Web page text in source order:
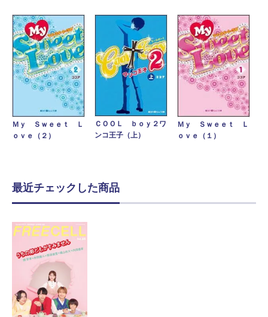
Ｍｙ Ｓｗｅｅｔ Ｌ
ｏｖｅ（２）
ＣＯＯＬ ｂｏｙ２ワ
ンコ王子（上）
Ｍｙ Ｓｗｅｅｔ Ｌ
ｏｖｅ（１）
最近チェックした商品